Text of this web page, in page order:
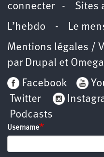
connecter- Sites
L’hebdo -
Le
Mentions légales /
par Drupal et Omega
Facebook
Twitter
Podcasts
Username